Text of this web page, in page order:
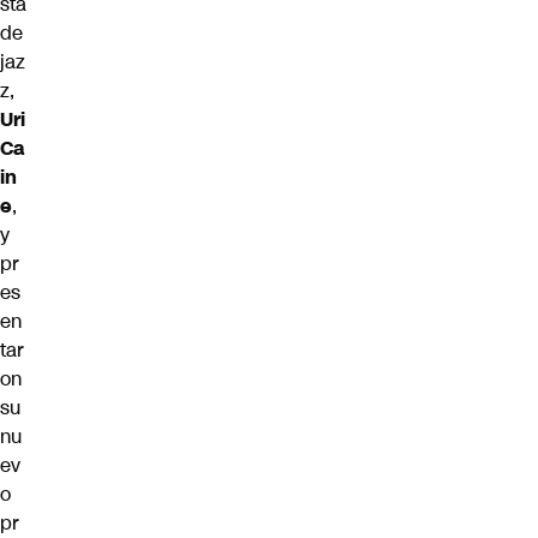
de
jaz
z,
Uri
Ca
in
e,
y
pr
es
en
tar
on
su
nu
ev
o
pr